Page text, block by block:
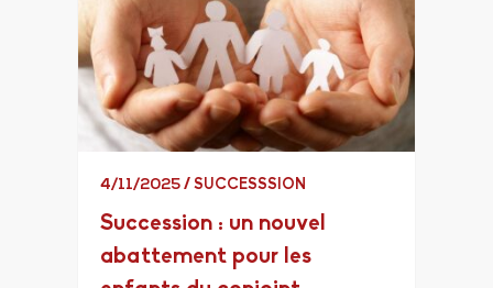
4/11/2025 / SUCCESSSION
Succession : un nouvel
abattement pour les